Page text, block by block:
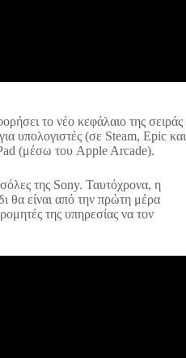
το νέο κεφάλαιο της σειράς
υπολογιστές (σε Steam, Epic και
(μέσω του Apple Arcade).
της Sony. Ταυτόχρονα, η
θα είναι από την πρώτη μέρα
της υπηρεσίας να τον